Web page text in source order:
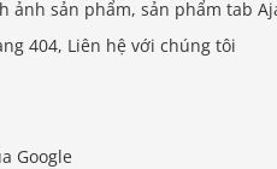
ảnh sản phẩm, sản phẩm tab
404, Liên hệ với chúng tôi
Google